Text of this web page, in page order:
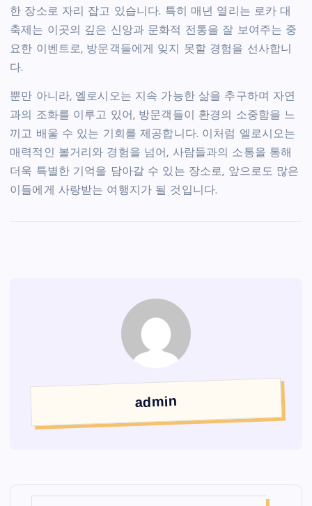
한 장소로 자리 잡고 있습니다. 특히 매년 열리는 로카 대
축제는 이곳의 깊은 신앙과 문화적 전통을 잘 보여주는 중
요한 이벤트로, 방문객들에게 잊지 못할 경험을 선사합니
다.
뿐만 아니라, 엘로시오는 지속 가능한 삶을 추구하며 자연
과의 조화를 이루고 있어, 방문객들이 환경의 소중함을 느
끼고 배울 수 있는 기회를 제공합니다. 이처럼 엘로시오는
매력적인 볼거리와 경험을 넘어, 사람들과의 소통을 통해
더욱 특별한 기억을 담아갈 수 있는 장소로, 앞으로도 많은
이들에게 사랑받는 여행지가 될 것입니다.
admin